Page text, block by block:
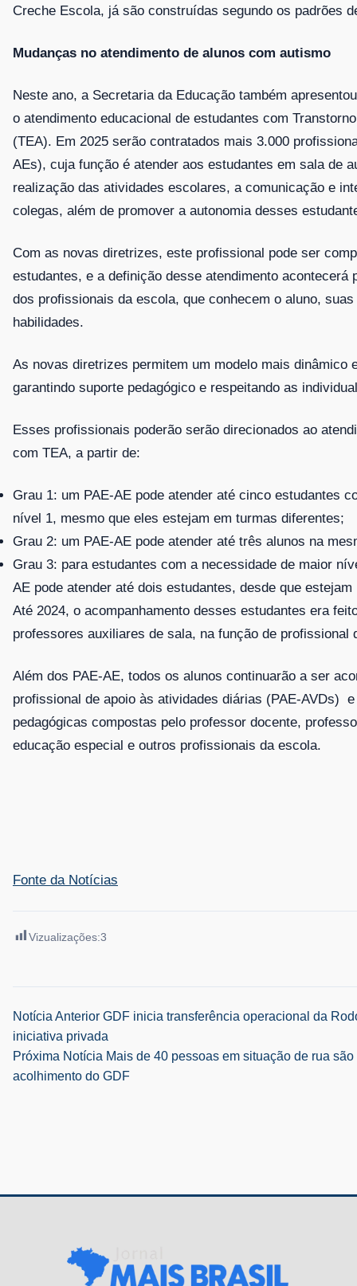
Creche Escola, já são construídas segundo os padrões
Mudanças no atendimento de alunos com autismo
Neste ano, a Secretaria da Educação também
o atendimento educacional de estudantes com
(TEA). Em 2025 serão contratados mais 3.000
AEs), cuja função é atender aos estudantes em sala de
realização das atividades escolares, a comunicação e
colegas, além de promover a autonomia desses
Com as novas diretrizes, este profissional pode ser
estudantes, e a definição desse atendimento acontecerá
dos profissionais da escola, que conhecem o aluno,
habilidades.
As novas diretrizes permitem um modelo mais dinâmico
garantindo suporte pedagógico e respeitando as
Esses profissionais poderão serão direcionados ao
com TEA, a partir de:
Grau 1: um PAE-AE pode atender até cinco estudantes
nível 1, mesmo que eles estejam em turmas diferentes;
Grau 2: um PAE-AE pode atender até três alunos na
Grau 3: para estudantes com a necessidade de maior
AE pode atender até dois estudantes, desde que
Até 2024, o acompanhamento desses estudantes era
professores auxiliares de sala, na função de profissional
Além dos PAE-AE, todos os alunos continuarão a ser
profissional de apoio às atividades diárias (PAE-AVDs)
pedagógicas compostas pelo professor docente,
educação especial e outros profissionais da escola.
Fonte da Notícias
Vizualizações:3
Navegação
de
Post
Notícia Anterior GDF inicia transferência operacional da
iniciativa privada
Próxima Notícia Mais de 40 pessoas em situação de rua
acolhimento do GDF